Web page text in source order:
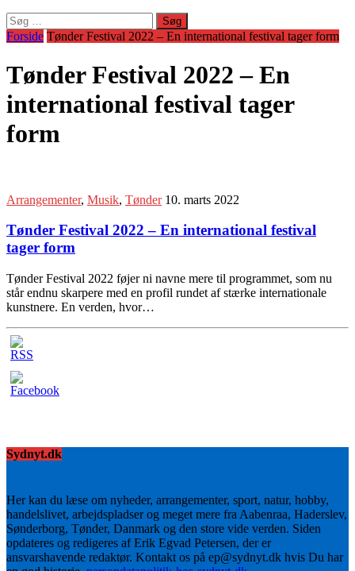
Søg
efter:
Forside Tønder Festival 2022 – En international festival tager form
Tønder Festival 2022 – En
international festival tager
form
Arrangementer, Musik, Tønder 10. marts 2022
Tønder Festival 2022 – En international festival
tager form
Tønder Festival 2022 føjer ni navne mere til programmet, som nu
står endnu skarpere med en profil rundet af stærke internationale
kunstnere. En verden, hvor…
Sydnyt.dk
Her kan du læse om nyheder, arrangementer, sport, natur, hobby,
handelslivet, arbejdspladser og meget mere fra Aabenraa, Haderslev,
Sønderborg, Tønder, Danmark og den store vide verden. Siden
opdateres og redigeres af Erik Egvad Petersen, der er
ansvarshavende redaktør. Kontakt os på ep@sydnyt.dk hvis Du har